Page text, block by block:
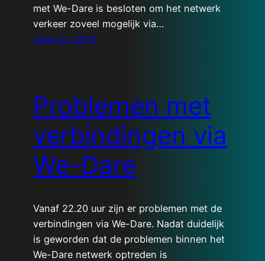
met We-Dare is besloten om het netwerk
verkeer zoveel mogelijk via…
June 21, 2013
Problemen met
verbindingen via
We-Dare
Vanaf 22.20 uur zijn er problemen met de
verbindingen via We-Dare. Nadat duidelijk
is geworden dat de problemen binnen het
We-Dare netwerk optreden is